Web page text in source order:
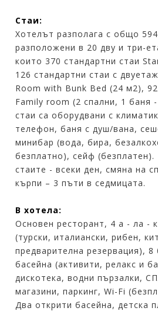
Стаи:
Хотелът разполага с общо
разположени в 20 дву и три-
които 370 стандартни стаи
126 стандартни стаи с
Room with Bunk Bed (24 м2),
Family room (2 спални, 1 баня
стаи са оборудвани с
телефон, баня с душ/вана,
минибар (вода, бира,
безплатно), сейф (безплатен).
стаите - всеки ден, смяна на
кърпи – 3 пъти в седмицата.
В хотела:
Основен ресторант, 4 а - ла -
(турски, италиански, рибен,
предварителна резервация), 8
басейна (активити, релакс и
дискотека, водни пързалки,
магазини, паркинг, Wi-Fi
Два открити басейна, детска